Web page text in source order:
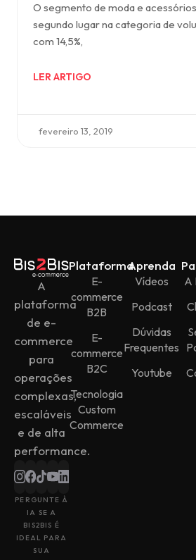
O segmento de moda e
segundo lugar na categoria de
com 14,5%,
LER ARTIGO
fevereiro 13, 2019
A
plataforma
de e-
commerce
para
operações
complexas,
escaláveis
e de alta
performance.
PERGUNTE À
IA SE A
BIS2BIS É
IDEAL PARA
SUA
Plataforma
E-
commerce
B2B
E-
commerce
B2C
Tecnologia
Custom
Commerce
Aprenda
Vídeos
Podcast
Dúvidas
Frequentes
Youtube
A